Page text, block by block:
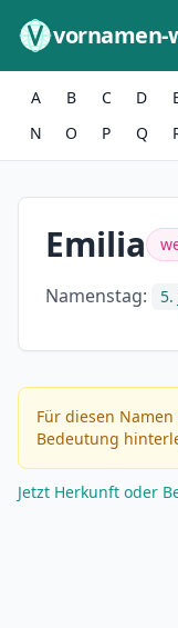
A B C D
N
O P Q
Emilia
Namenstag: 5.
Für diesen
Bedeutung
Jetzt Herkunft oder